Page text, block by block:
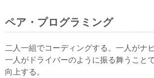
ペア・プログラミング
二人一組でコーディングする。一人がナ
一人がドライバーのように振る舞うこと
向上する。